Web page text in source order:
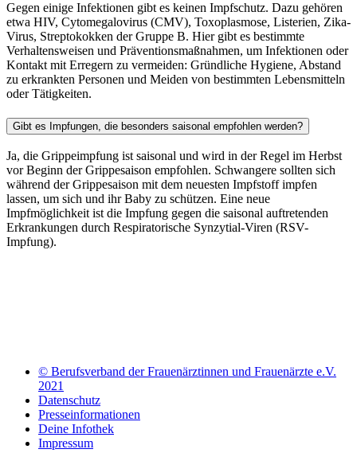
Gegen einige Infektionen gibt es keinen Impfschutz. Dazu gehören
etwa HIV, Cytomegalovirus (CMV), Toxoplasmose, Listerien, Zika-
Virus, Streptokokken der Gruppe B. Hier gibt es bestimmte
Verhaltensweisen und Präventionsmaßnahmen, um Infektionen oder
Kontakt mit Erregern zu vermeiden: Gründliche Hygiene, Abstand
zu erkrankten Personen und Meiden von bestimmten Lebensmitteln
oder Tätigkeiten.
Gibt es Impfungen, die besonders saisonal empfohlen werden?
Ja, die Grippeimpfung ist saisonal und wird in der Regel im Herbst
vor Beginn der Grippesaison empfohlen. Schwangere sollten sich
während der Grippesaison mit dem neuesten Impfstoff impfen
lassen, um sich und ihr Baby zu schützen. Eine neue
Impfmöglichkeit ist die Impfung gegen die saisonal auftretenden
Erkrankungen durch Respiratorische Synzytial-Viren (RSV-
Impfung).
© Berufsverband der Frauenärztinnen und Frauenärzte e.V.
2021
Datenschutz
Presseinformationen
Deine Infothek
Impressum